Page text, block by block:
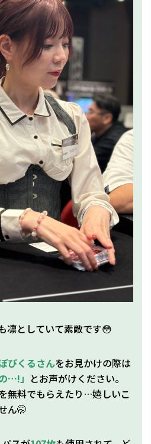
凛としていて素敵です😳
ぴくるさんをお見かけの際は
…!」 とお声がけください。
無料でもらえたり…嬉しいこ
ん🤭